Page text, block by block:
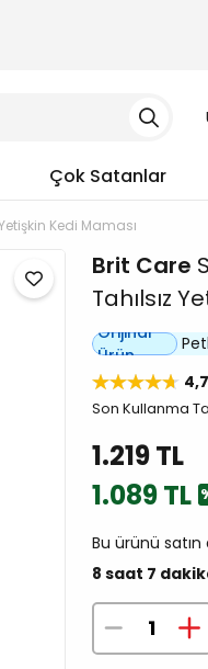
Çok Satanlar
Kedi Maması
Brit Care
Tahılsız
Orijinal
Ürün
4,7
Son Kullanma
1.219 TL
1.089 TL
Bu ürünü satın
8 saat 7